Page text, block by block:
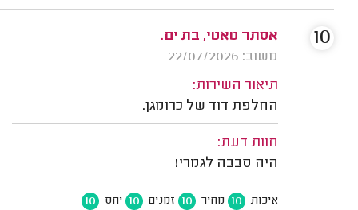
אסתר טאטי, בת ים.
משוב: 22/07/2026
תיאור השירות:
החלפת דוד של כרומגן.
חוות דעת:
היה סבבה לגמרי!
איכות 10 מחיר 10 זמנים 10 יחס 10
10